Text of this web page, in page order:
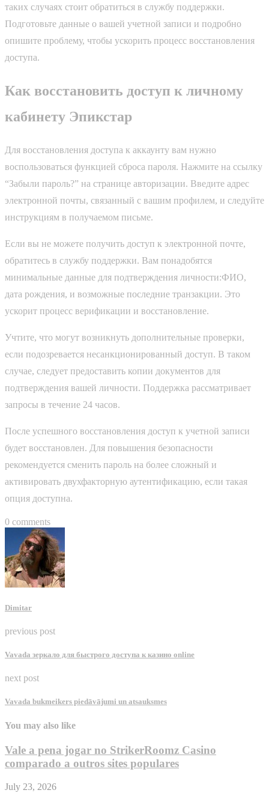
таких случаях стоит обратиться в службу поддержки.
Подготовьте данные о вашей учетной записи и подробно
опишите проблему, чтобы ускорить процесс восстановления
доступа.
Как восстановить доступ к личному
кабинету Эпикстар
Для восстановления доступа к аккаунту вам нужно
воспользоваться функцией сброса пароля. Нажмите на ссылку
“Забыли пароль?” на странице авторизации. Введите адрес
электронной почты, связанный с вашим профилем, и следуйте
инструкциям в получаемом письме.
Если вы не можете получить доступ к электронной почте,
обратитесь в службу поддержки. Вам понадобятся
минимальные данные для подтверждения личности:ФИО,
дата рождения, и возможные последние транзакции. Это
ускорит процесс верификации и восстановление.
Учтите, что могут возникнуть дополнительные проверки,
если подозревается несанкционированный доступ. В таком
случае, следует предоставить копии документов для
подтверждения вашей личности. Поддержка рассматривает
запросы в течение 24 часов.
После успешного восстановления доступ к учетной записи
будет восстановлен. Для повышения безопасности
рекомендуется сменить пароль на более сложный и
активировать двухфакторную аутентификацию, если такая
опция доступна.
0 comments
Dimitar
previous post
Vavada зеркало для быстрого доступа к казино online
next post
Vavada bukmeikers piedāvājumi un atsauksmes
You may also like
Vale a pena jogar no StrikerRoomz Casino
comparado a outros sites populares
July 23, 2026